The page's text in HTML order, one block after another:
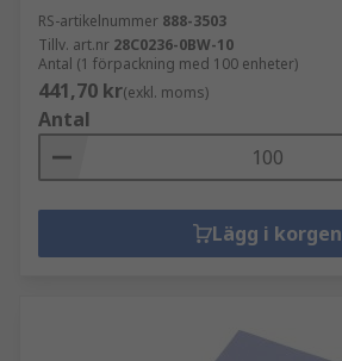
RS-artikelnummer 888-3503
Tillv. art.nr 28C0236-0BW-10
Antal (1 förpackning med 100 enheter)
441,70 kr(exkl. moms)
Antal
Lägg i korgen